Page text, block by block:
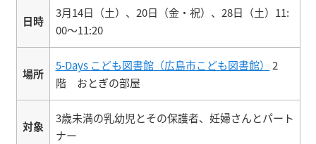
日時
3月14日（土）、20日（金・祝）、28日（土）11:
00～11:20
場所
5-Days こども図書館（広島市こども図書館）
2
階 おとぎの部屋
対象
3歳未満の乳幼児とその保護者、妊婦さんとパート
ナー